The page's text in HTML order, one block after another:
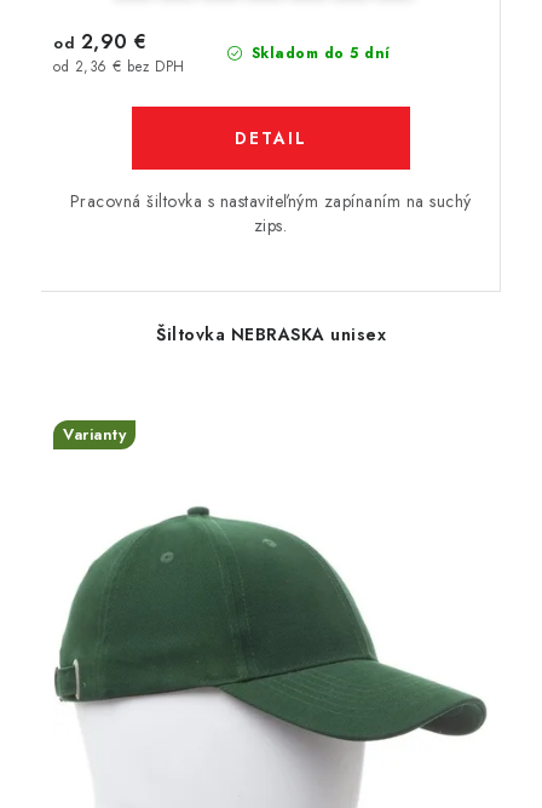
Skladom do 5 dní
od 2,36 € bez DPH
od 2,90 €
DETAIL
Pracovná šiltovka s nastaviteľným zapínaním na suchý
zips.
Šiltovka NEBRASKA unisex
Varianty